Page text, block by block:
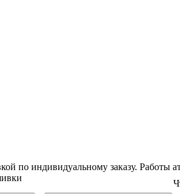
по индивидуальному заказу. Работы